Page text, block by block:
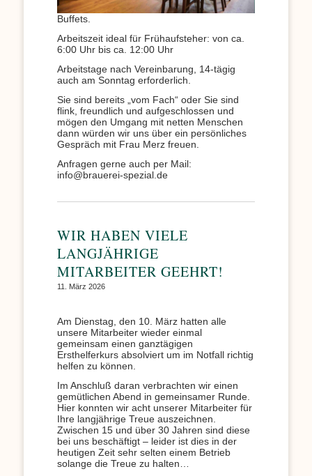
Buffets.
Arbeitszeit ideal für Frühaufsteher: von ca.
6:00 Uhr bis ca. 12:00 Uhr
Arbeitstage nach Vereinbarung, 14-tägig
auch am Sonntag erforderlich.
Sie sind bereits „vom Fach“ oder Sie sind
flink, freundlich und aufgeschlossen und
mögen den Umgang mit netten Menschen
dann würden wir uns über ein persönliches
Gespräch mit Frau Merz freuen.
Anfragen gerne auch per Mail:
info@brauerei-spezial.de
WIR HABEN VIELE
LANGJÄHRIGE
MITARBEITER GEEHRT!
11. März 2026
Am Dienstag, den 10. März hatten alle
unsere Mitarbeiter wieder einmal
gemeinsam einen ganztägigen
Ersthelferkurs absolviert um im Notfall richtig
helfen zu können.
Im Anschluß daran verbrachten wir einen
gemütlichen Abend in gemeinsamer Runde.
Hier konnten wir acht unserer Mitarbeiter für
Ihre langjährige Treue auszeichnen.
Zwischen 15 und über 30 Jahren sind diese
bei uns beschäftigt – leider ist dies in der
heutigen Zeit sehr selten einem Betrieb
solange die Treue zu halten…